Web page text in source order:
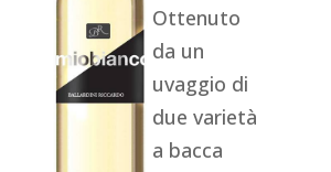
Ottenuto
da un
uvaggio di
due varietà
a bacca